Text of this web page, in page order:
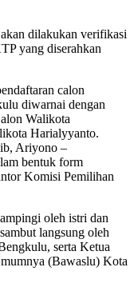
dilakukan verifikasi
yang diserahkan
calon
diwarnai dengan
Walikota
Harialyyanto.
Ariyono –
bentuk form
Komisi Pemilihan
oleh istri dan
langsung oleh
serta Ketua
(Bawaslu) Kota